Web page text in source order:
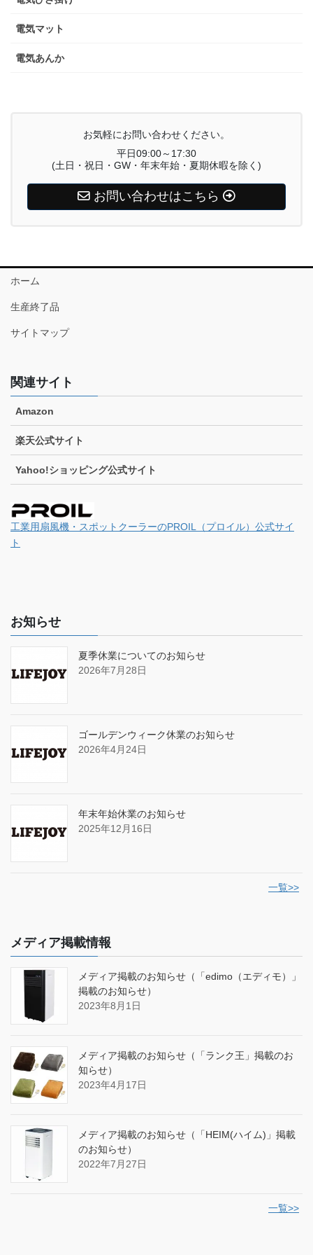
電気マット
電気あんか
お気軽にお問い合わせください。
平日09:00～17:30
(土日・祝日・GW・年末年始・夏期休暇を除く)
お問い合わせはこちら
ホーム
生産終了品
サイトマップ
関連サイト
Amazon
楽天公式サイト
Yahoo!ショッピング公式サイト
工業用扇風機・スポットクーラーのPROIL（プロイル）公式サイ
ト
お知らせ
夏季休業についてのお知らせ
2026年7月28日
ゴールデンウィーク休業のお知らせ
2026年4月24日
年末年始休業のお知らせ
2025年12月16日
一覧>>
メディア掲載情報
メディア掲載のお知らせ（「edimo（エディモ）」
掲載のお知らせ）
2023年8月1日
メディア掲載のお知らせ（「ランク王」掲載のお
知らせ）
2023年4月17日
メディア掲載のお知らせ（「HEIM(ハイム)」掲載
のお知らせ）
2022年7月27日
一覧>>